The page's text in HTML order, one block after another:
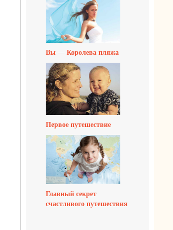
Вы — Королева пляжа
Первое путешествие
Главный секрет
счастливого путешествия